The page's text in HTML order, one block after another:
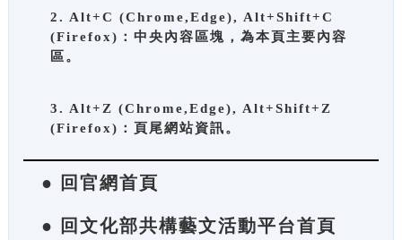
2. Alt+C (Chrome,Edge), Alt+Shift+C
(Firefox)：中央內容區塊，為本頁主要內容
區。
3. Alt+Z (Chrome,Edge), Alt+Shift+Z
(Firefox)：頁尾網站資訊。
● 回官網首頁
● 回文化部共構藝文活動平台首頁